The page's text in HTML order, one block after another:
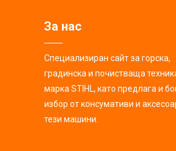
За нас
Специализиран сайт за горска,
градинска и почистваща
марка STIHL, като предлага и
избор от консумативи и
тези машини.